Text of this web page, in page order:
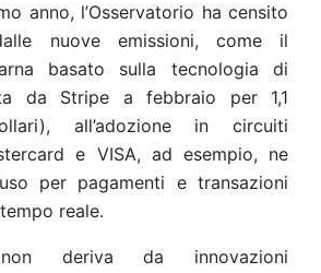
anno, l’Osservatorio ha censito
nuove emissioni, come il
basato sulla tecnologia di
da Stripe a febbraio per 1,1
all’adozione in circuiti
e VISA, ad esempio, ne
per pagamenti e transazioni
reale.
non deriva da innovazioni